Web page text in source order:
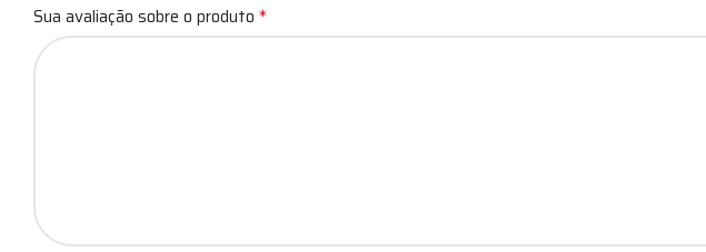
Sua avaliação sobre o produto *